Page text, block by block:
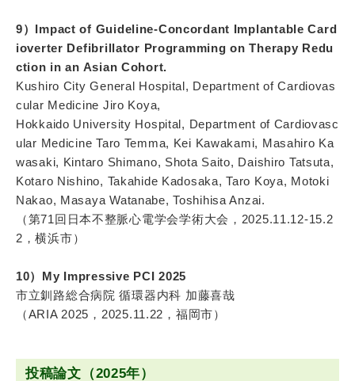
9）Impact of Guideline-Concordant Implantable Card
ioverter Defibrillator Programming on Therapy Redu
ction in an Asian Cohort.
Kushiro City General Hospital, Department of Cardiovas
cular Medicine Jiro Koya,
Hokkaido University Hospital, Department of Cardiovasc
ular Medicine Taro Temma, Kei Kawakami, Masahiro Ka
wasaki, Kintaro Shimano, Shota Saito, Daishiro Tatsuta,
Kotaro Nishino, Takahide Kadosaka, Taro Koya, Motoki
Nakao, Masaya Watanabe, Toshihisa Anzai.
（第71回日本不整脈心電学会学術大会，2025.11.12-15.2
2，横浜市）
10）My Impressive PCI 2025
市立釧路総合病院 循環器内科 加藤喜哉
（ARIA 2025，2025.11.22，福岡市）
投稿論文（2025年）